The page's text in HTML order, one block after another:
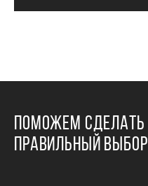
ПОМОЖЕМ СДЕЛАТЬ
ПРАВИЛЬНЫЙ ВЫБОР